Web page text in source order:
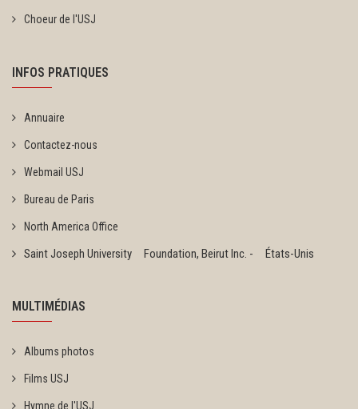
Choeur de l'USJ
INFOS PRATIQUES
Annuaire
Contactez-nous
Webmail USJ
Bureau de Paris
North America Office
Saint Joseph University Foundation, Beirut Inc. - États-Unis
MULTIMÉDIAS
Albums photos
Films USJ
Hymne de l'USJ